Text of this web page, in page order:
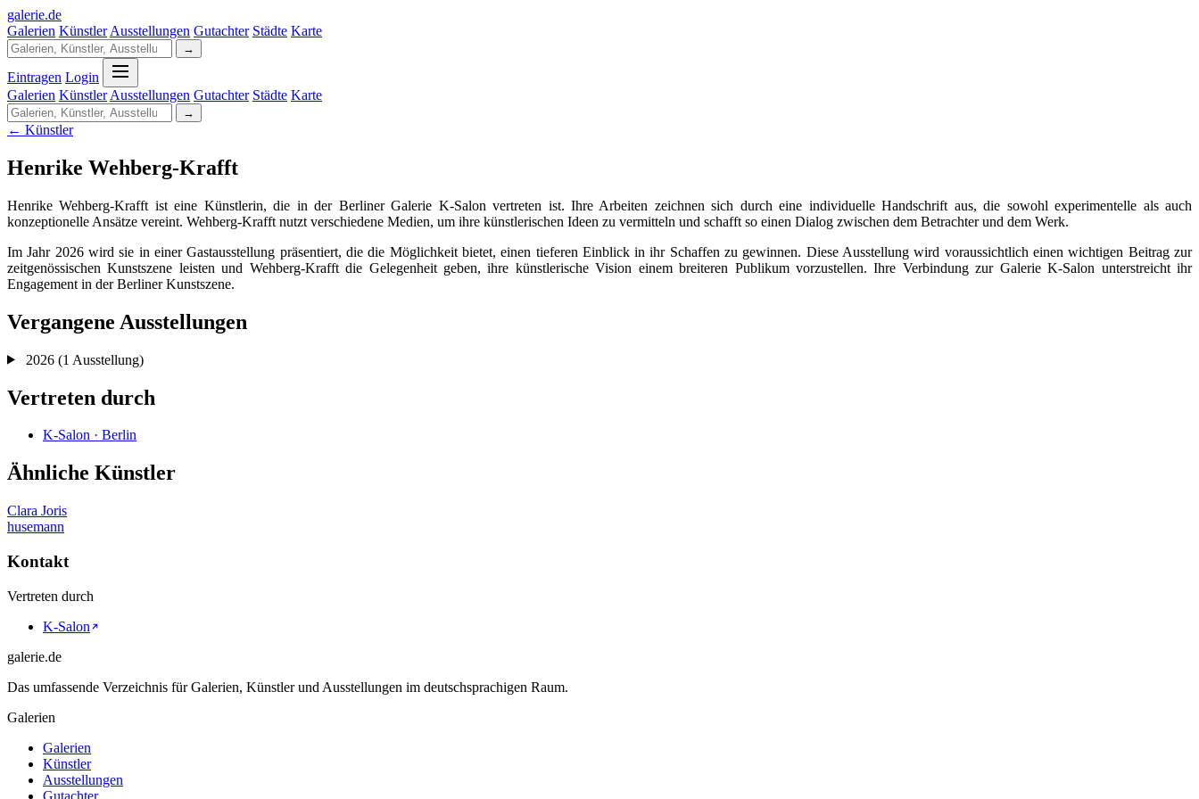
galerie.de
Galerien Künstler Ausstellungen Gutachter Städte Karte
→
Eintragen Login
Galerien Künstler Ausstellungen Gutachter Städte Karte
→
← Künstler
Henrike Wehberg-Krafft
Henrike Wehberg-Krafft ist eine Künstlerin, die in der Berliner Galerie K-Salon vertreten ist. Ihre Arbeiten zeichnen sich durch eine individuelle Handschrift aus, die sowohl experimentelle als auch
konzeptionelle Ansätze vereint. Wehberg-Krafft nutzt verschiedene Medien, um ihre künstlerischen Ideen zu vermitteln und schafft so einen Dialog zwischen dem Betrachter und dem Werk.
Im Jahr 2026 wird sie in einer Gastausstellung präsentiert, die die Möglichkeit bietet, einen tieferen Einblick in ihr Schaffen zu gewinnen. Diese Ausstellung wird voraussichtlich einen wichtigen Beitrag zur
zeitgenössischen Kunstszene leisten und Wehberg-Krafft die Gelegenheit geben, ihre künstlerische Vision einem breiteren Publikum vorzustellen. Ihre Verbindung zur Galerie K-Salon unterstreicht ihr
Engagement in der Berliner Kunstszene.
Vergangene Ausstellungen
2026 (1 Ausstellung)
Vertreten durch
K-Salon · Berlin
Ähnliche Künstler
Clara Joris
husemann
Kontakt
Vertreten durch
K-Salon
galerie.de
Das umfassende Verzeichnis für Galerien, Künstler und Ausstellungen im deutschsprachigen Raum.
Galerien
Galerien
Künstler
Ausstellungen
Gutachter